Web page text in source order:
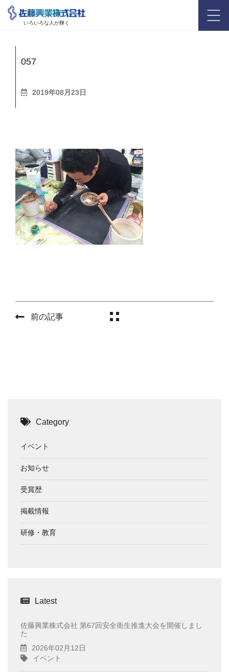
いろいろな人が輝く
057
2019年08月23日
前の記事
Category
イベント
お知らせ
受賞歴
掲載情報
研修・教育
Latest
佐藤興業株式会社 第67回安全衛生推進大会を開催しまし
た
2026年02月12日
イベント